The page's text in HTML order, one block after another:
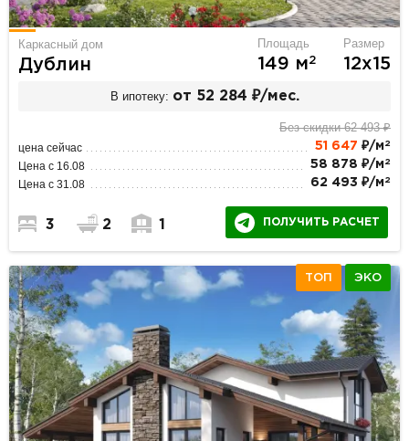
Каркасный дом
Дублин
Площадь
149 м2
Размер
12х15
В ипотеку: от 52 284 ₽/мес.
Без скидки 62 493 ₽
цена сейчас 51 647 ₽/м 2
Цена с 16.08 58 878 ₽/м 2
Цена с 31.08 62 493 ₽/м 2
3 2 1 ПОЛУЧИТЬ РАСЧЕТ
ТОП ЭКО